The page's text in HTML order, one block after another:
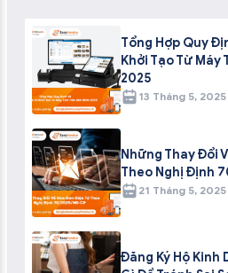
Tổng Hợp Quy
Khởi Tạo Từ Máy
2025
13 Tháng 5, 2025
Những Thay Đổi
Theo Nghị Định
21 Tháng 5, 2025
Đăng Ký Hộ Kinh